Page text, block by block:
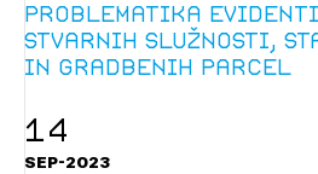
Problematika
stvarnih služnosti,
in gradbenih parcel
14
SEP-2023